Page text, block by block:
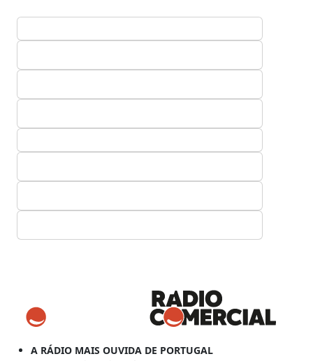
A RÁDIO MAIS OUVIDA DE PORTUGAL